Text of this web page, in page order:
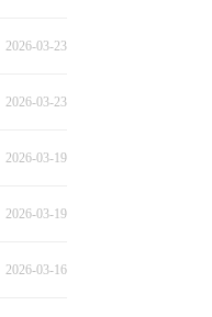
2026-03-23
2026-03-23
2026-03-19
2026-03-19
2026-03-16